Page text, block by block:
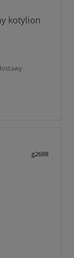
kotylion
g2688